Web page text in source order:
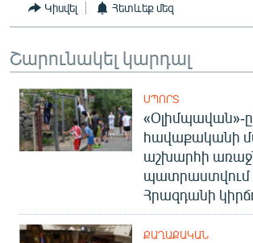
Կիսվել Հետևեք մեզ
Շարունակել կարդալ
ՍՊՈՐՏ
«Օլիմպավան»-
հավաքականի
աշխարհի
պատրաստվում
Հրազդանի
ՔԱՂԱՔԱԿԱՆ